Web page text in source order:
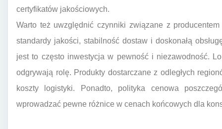
certyfikatów jakościowych.
Warto też uwzględnić czynniki związane z
standardy jakości, stabilność dostaw i doskonałą
jest to często inwestycja w pewność i niezawodność.
odgrywają rolę. Produkty dostarczane z odległych
koszty logistyki. Ponadto, polityka cenowa
wprowadzać pewne różnice w cenach końcowych dla